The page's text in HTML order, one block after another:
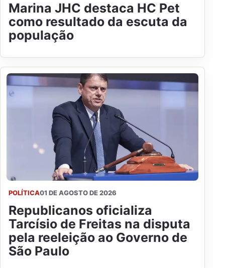
Marina JHC destaca HC Pet
como resultado da escuta da
população
POLÍTICA01 DE AGOSTO DE 2026
Republicanos oficializa
Tarcísio de Freitas na disputa
pela reeleição ao Governo de
São Paulo